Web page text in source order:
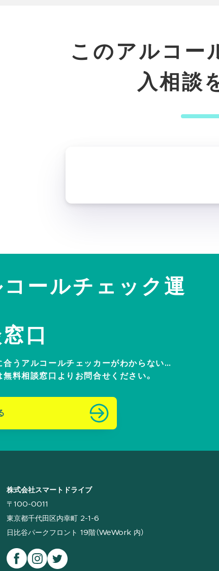
このアルコー
入相談
コールチェック運
口
合うアルコールチェッカーがわからない…
無料相談窓口よりお問合せください。
株式会社スマートドライブ
〒100-0011
東京都千代田区内幸町 2-1-6
日比谷パークフロント 19階（WeWork 内）